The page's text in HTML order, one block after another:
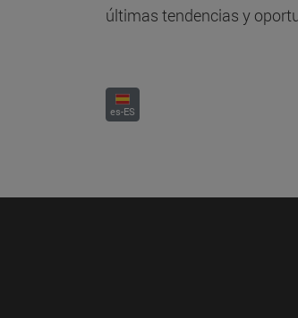
últimas tendencias y
es-ES